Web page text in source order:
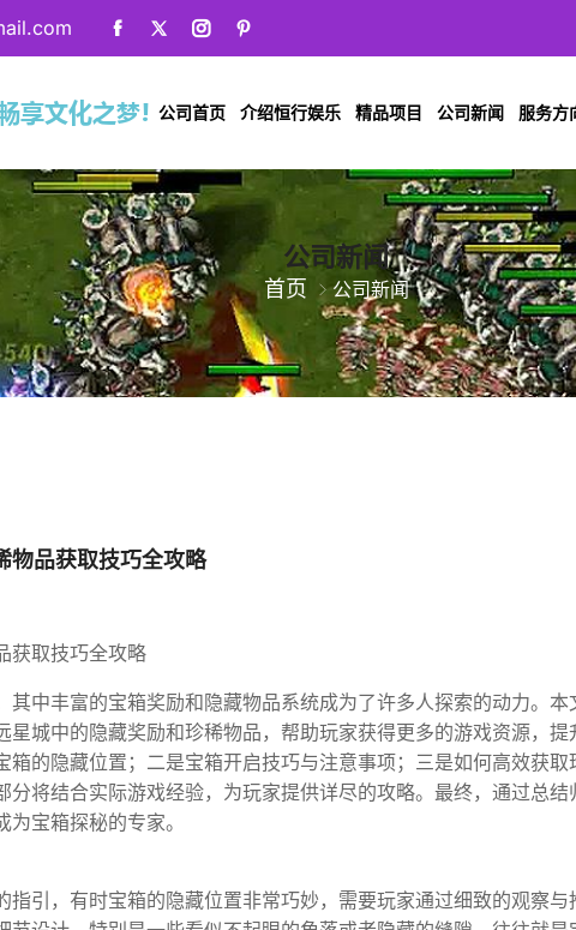
公司首页 介绍恒行娱乐 精品项目 公司新闻 服务方
公司新闻
首页 公司新闻
物品获取技巧全攻略
获取技巧全攻略
中丰富的宝箱奖励和隐藏物品系统成为了许多人探索的动力。本
城中的隐藏奖励和珍稀物品，帮助玩家获得更多的游戏资源，提
箱的隐藏位置；二是宝箱开启技巧与注意事项；三是如何高效获取
分将结合实际游戏经验，为玩家提供详尽的攻略。最终，通过总结
宝箱探秘的专家。
引，有时宝箱的隐藏位置非常巧妙，需要玩家通过细致的观察与